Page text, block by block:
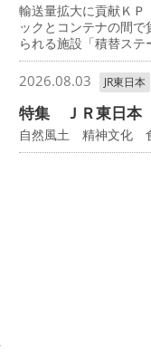
輸送量拡大に貢献Ｋ
ックとコンテナの間で
られる施設「積替ス
2026.08.03 JR東日本
特集 ＪＲ東日本
自然風土 精神文化